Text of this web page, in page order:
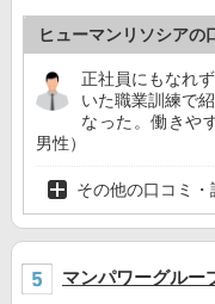
ヒューマンリソシアの
正社員にもなれ
いた職業訓練で
なった。働きや
男性）
その他の口コミ・
マンパワーグルー